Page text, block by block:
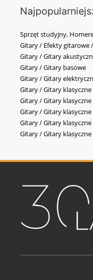
Sprzęt studyjny,
Gitary / Efekty gitarowe
Gitary / Gitary
Gitary / Gitary basowe
Gitary / Gitary
Gitary / Gitary klasyczne
Gitary / Gitary
Gitary / Gitary
Gitary / Gitary
Gitary / Gitary